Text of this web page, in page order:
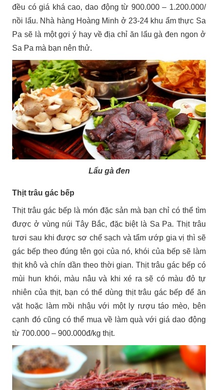
đều có giá khá cao, dao động từ 900.000 – 1.200.000/
nồi lẩu. Nhà hàng Hoàng Minh ở 23-24 khu ẩm thực Sa
Pa sẽ là một gợi ý hay về địa chỉ ăn lẩu gà đen ngon ở
Sa Pa mà bạn nên thử.
Lẩu gà đen
Thịt trâu gác bếp
Thịt trâu gác bếp là món đặc sản mà bạn chỉ có thể tìm
được ở vùng núi Tây Bắc, đặc biệt là Sa Pa. Thịt trâu
tươi sau khi được sơ chế sạch và tẩm ướp gia vị thì sẽ
gác bếp theo đúng tên gọi của nó, khói của bếp sẽ làm
thịt khô và chín dần theo thời gian. Thịt trâu gác bếp có
mùi hun khói, màu nâu và khi xé ra sẽ có màu đỏ tự
nhiên của thịt, bạn có thể dùng thịt trâu gác bếp để ăn
vặt hoặc làm mồi nhậu với một ly rượu táo mèo, bên
cạnh đó cũng có thể mua về làm quà với giá dao động
từ 700.000 – 900.000đ/kg thịt.